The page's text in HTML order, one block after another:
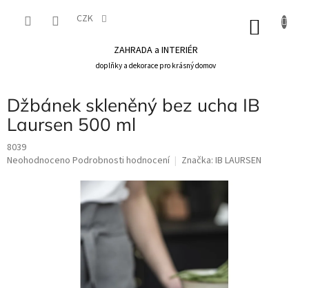
CZK
ZAHRADA a INTERIÉR
doplňky a dekorace pro krásný domov
Džbánek skleněný bez ucha IB
Laursen 500 ml
8039
Průměrné
Neohodnoceno Podrobnosti hodnocení Značka: IB LAURSEN